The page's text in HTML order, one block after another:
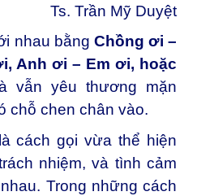
Ts. Trần Mỹ Duyệt
nhau bằng Chồng ơi –
Anh ơi – Em ơi, hoặc
vẫn yêu thương mặn
chỗ chen chân vào.
cách gọi vừa thể hiện
nhiệm, và tình cảm
Trong những cách